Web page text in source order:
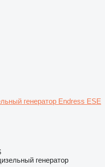
генератор Endress ESE
генератор